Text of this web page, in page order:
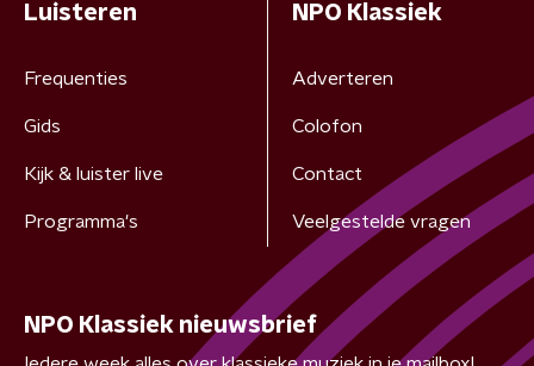
Luisteren
Frequenties
Gids
Kijk & luister live
Programma's
NPO Klassiek
Adverteren
Colofon
Contact
Veelgestelde vragen
NPO Klassiek nieuwsbrief